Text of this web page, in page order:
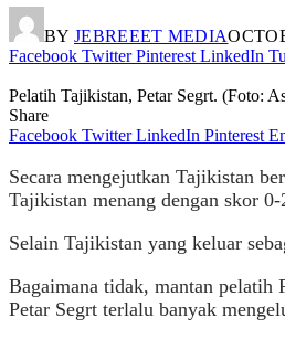
BY JEBREEET MEDIA
Facebook Twitter Pinterest LinkedIn
Pelatih Tajikistan, Petar Segrt. (Foto:
Share
Facebook Twitter LinkedIn Pinterest
Secara mengejutkan Tajikistan
Tajikistan menang dengan skor 0-
Selain Tajikistan yang keluar
Bagaimana tidak, mantan pelatih
Petar Segrt terlalu banyak